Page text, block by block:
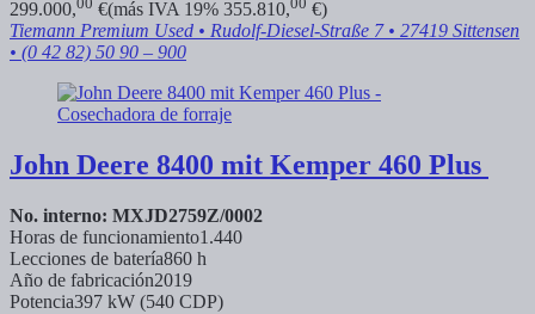
299.000, €(más IVA 19% 355.810,
€)
Tiemann Premium Used • Rudolf-Diesel-Straße 7 • 27419 Sittensen
• (0 42 82) 50 90 – 900
John Deere 8400 mit Kemper 460 Plus
No. interno: MXJD2759Z/0002
Horas de funcionamiento1.440
Lecciones de batería860 h
Año de fabricación2019
Potencia397 kW (540 CDP)